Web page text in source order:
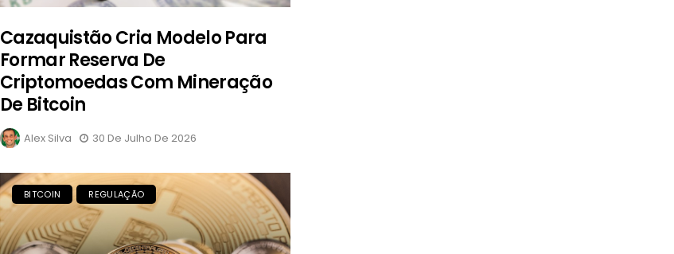
Cazaquistão Cria Modelo Para
Formar Reserva De
Criptomoedas Com Mineração
De Bitcoin
Alex Silva 30 De Julho De 2026
BITCOIN REGULAÇÃO